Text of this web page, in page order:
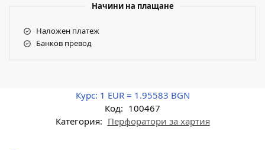
Начини на плащане
Наложен платеж
Банков превод
Курс: 1 EUR = 1.95583 BGN
Код: 100467
Категория: Перфоратори за хартия